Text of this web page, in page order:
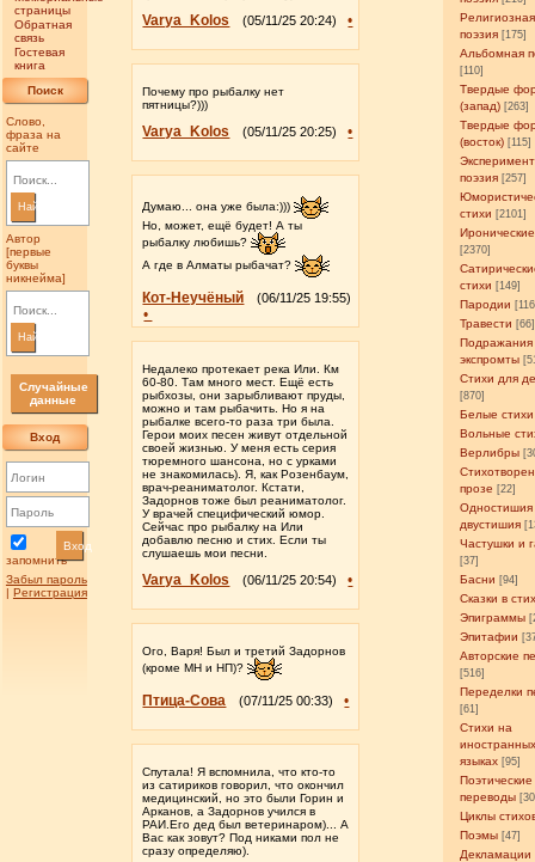
страницы
Обратная
связь
Гостевая
книга
Поиск
Слово,
фраза на
сайте
Найти
Автор
[первые
буквы
никнейма]
Найти
Случайные
данные
Вход
запомнить
Вход
Забыл пароль
| Регистрация
Религиозная
поэзия [175]
Альбомная
[110]
Твердые
(запад) [263]
Твердые
(восток) [115]
поэзия [257]
стихи [2101]
[2370]
стихи [149]
Пародии
Травести [66]
Подражания
экспромты
Стихи для
[870]
Белые стихи
Вольные
Верлибры
прозе [22]
Одностишия
двустишия
Частушки и
[37]
Басни [94]
Сказки в
Эпиграммы
Эпитафии
Авторские
[516]
Переделки
[61]
Стихи на
языках [95]
Поэтические
переводы
Циклы
Поэмы [47]
Декламации
Varya_Kolos (05/11/25 20:24) •
Почему про рыбалку нет
пятницы?)))
Varya_Kolos (05/11/25 20:25) •
Думаю... она уже была:)))
Но, может, ещё будет! А ты
рыбалку любишь?
А где в Алматы рыбачат?
Кот-Неучёный (06/11/25 19:55)
•
Недалеко протекает река Или. Км
60-80. Там много мест. Ещё есть
рыбхозы, они зарыбливают пруды,
можно и там рыбачить. Но я на
рыбалке всего-то раза три была.
Герои моих песен живут отдельной
своей жизнью. У меня есть серия
тюремного шансона, но с урками
не знакомилась). Я, как Розенбаум,
врач-реаниматолог. Кстати,
Задорнов тоже был реаниматолог.
У врачей специфический юмор.
Сейчас про рыбалку на Или
добавлю песню и стих. Если ты
слушаешь мои песни.
Varya_Kolos (06/11/25 20:54) •
Ого, Варя! Был и третий Задорнов
(кроме МН и НП)?
Птица-Сова (07/11/25 00:33) •
Спутала! Я вспомнила, что кто-то
из сатириков говорил, что окончил
медицинский, но это были Горин и
Арканов, а Задорнов учился в
РАИ.Его дед был ветеринаром)... А
Вас как зовут? Под никами пол не
сразу определяю).